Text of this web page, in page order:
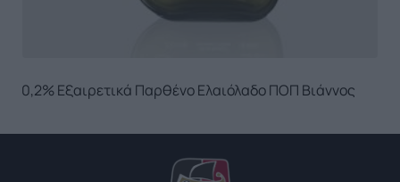
0,2% Εξαιρετικά Παρθένο Ελαιόλαδο ΠΟΠ Βιάννος